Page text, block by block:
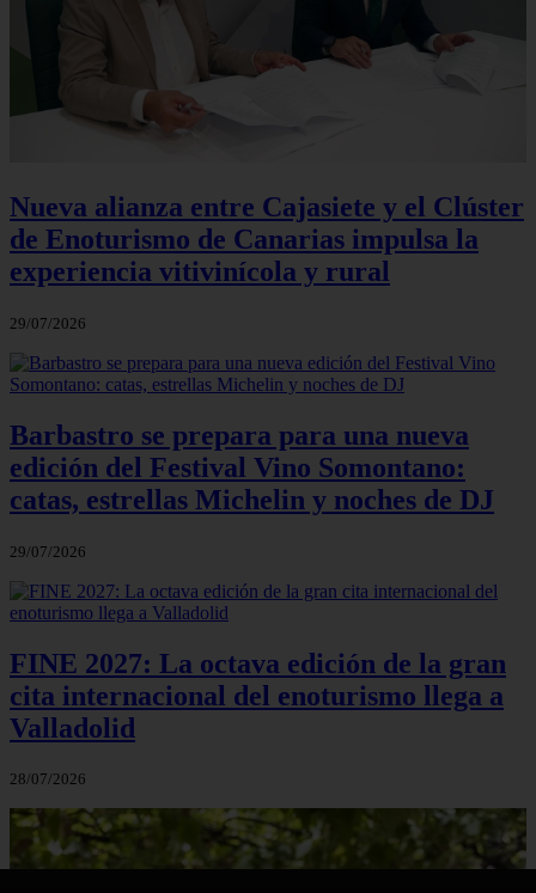
Nueva alianza entre Cajasiete y el Clúster
de Enoturismo de Canarias impulsa la
experiencia vitivinícola y rural
29/07/2026
Barbastro se prepara para una nueva
edición del Festival Vino Somontano:
catas, estrellas Michelin y noches de DJ
29/07/2026
FINE 2027: La octava edición de la gran
cita internacional del enoturismo llega a
Valladolid
28/07/2026